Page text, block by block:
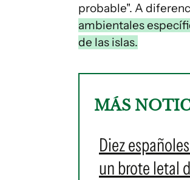
probable". A
ambientales
de las islas.
MÁS
Diez
un brote letal